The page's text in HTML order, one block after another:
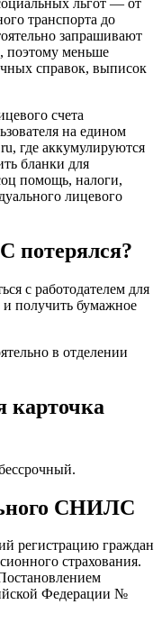
льгот — от
транспорта до
запрашивают
поэтому меньше
справок, выписок
счета
на едином
где аккумулируются
бланки для
помощь, налоги,
лицевого
потерялся?
с работодателем для
и получить бумажное
в отделении
карточка
СНИЛС
регистрацию граждан
страхования.
Федерации №